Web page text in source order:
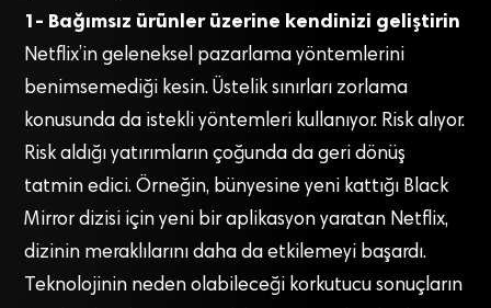
1- Bağımsız ürünler üzerine kendinizi geliştirin
Netflix’in geleneksel pazarlama yöntemlerini
benimsemediği kesin. Üstelik sınırları zorlama
konusunda da istekli yöntemleri kullanıyor. Risk alıyor.
Risk aldığı yatırımların çoğunda da geri dönüş
tatmin edici. Örneğin, bünyesine yeni kattığı Black
Mirror dizisi için yeni bir aplikasyon yaratan Netflix,
dizinin meraklılarını daha da etkilemeyi başardı.
Teknolojinin neden olabileceği korkutucu sonuçların